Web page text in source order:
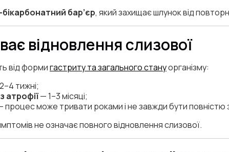
бар’єр, який захищає шлунок від
відновлення слизової
від формигастриту та загального стануорганізму:
тижні;
атрофії— 1–3 місяці;
процес може тривати роками і не завжди бути повністю
не означає повного відновлення слизової.